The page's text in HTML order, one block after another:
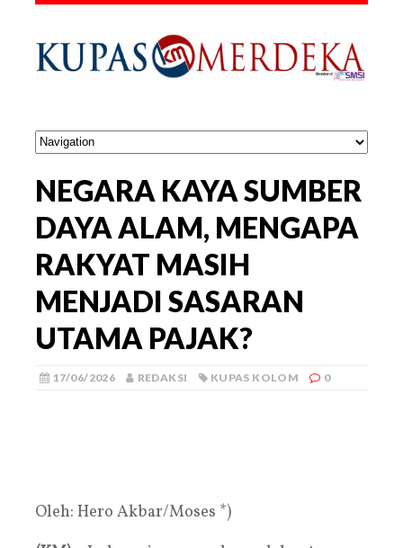
NEGARA KAYA SUMBER
DAYA ALAM, MENGAPA
RAKYAT MASIH
MENJADI SASARAN
UTAMA PAJAK?
17/06/2026 REDAKSI KUPAS KOLOM 0
Oleh: Hero Akbar/Moses *)